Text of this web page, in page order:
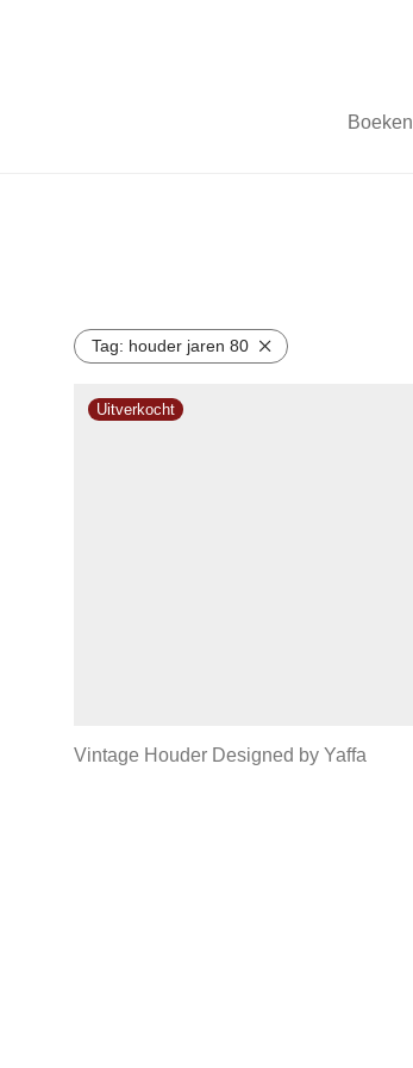
Boeken
Tag: houder jaren 80
Vintage Houder Designed by Yaffa